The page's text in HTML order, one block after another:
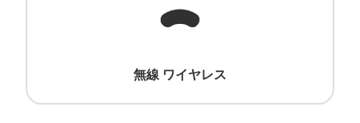
無線 ワイヤレス